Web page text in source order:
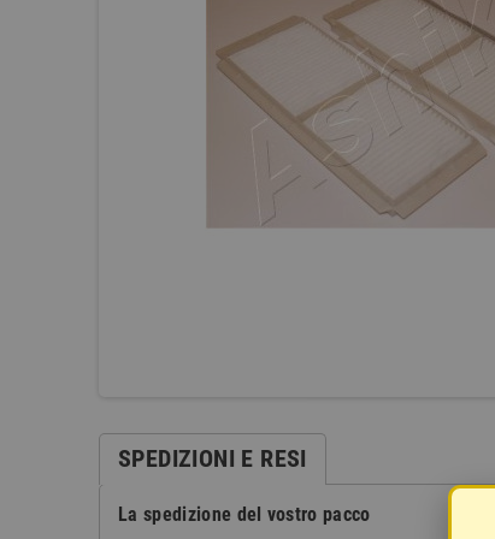
SPEDIZIONI E RESI
La spedizione del vostro pacco